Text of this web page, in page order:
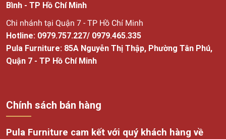
Bình - TP Hồ Chí Minh
Chi nhánh tại Quận 7 - TP Hồ Chí Minh
Hotline: 0979.757.227/ 0979.465.335
Pula Furniture: 85A Nguyễn Thị Thập, Phường Tân Phú,
Quận 7 - TP Hồ Chí Minh
Chính sách bán hàng
Pula Furniture cam kết với quý khách hàng về